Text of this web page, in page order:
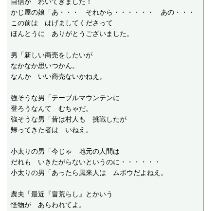
自信が　わいてきました！
かじ屋の娘「あ・・・　それから・・・・・・　あの・・・
この前は　はげましてくださって
ほんとうに　ありがとうございました。
男「新しい商売をしたいが
なかなか思いつかん。
なんか　いい商売ないかねえ。
強そうな男「テーブルマウンテンに
登ろうなんて　むちゃだ。
強そうな男「昔は村人も　挑戦したが
帰ってきた者は　いねえ。
小太りの男「今じゃ　地元の人間は
だれも　いきたがらないというのに・・・・・・
小太りの男「あったら風来人は　ムボウだよねえ。
農夫「最近『畠荒らし』とかいう
怪物が　あらわれてよ。